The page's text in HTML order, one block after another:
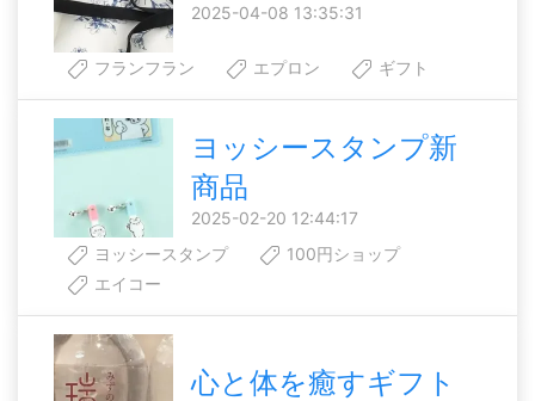
2025-04-08 13:35:31
フランフラン エプロン ギフト
ヨッシースタンプ新
商品
2025-02-20 12:44:17
ヨッシースタンプ
100円ショップ
エイコー
心と体を癒すギフト